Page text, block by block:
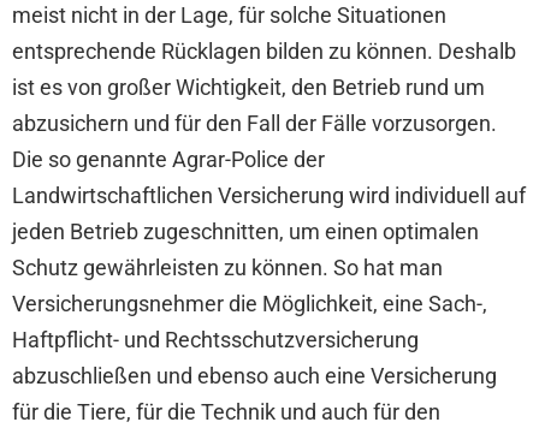
meist nicht in der Lage, für solche Situationen
entsprechende Rücklagen bilden zu können. Deshalb
ist es von großer Wichtigkeit, den Betrieb rund um
abzusichern und für den Fall der Fälle vorzusorgen.
Die so genannte Agrar-Police der
Landwirtschaftlichen Versicherung wird individuell auf
jeden Betrieb zugeschnitten, um einen optimalen
Schutz gewährleisten zu können. So hat man
Versicherungsnehmer die Möglichkeit, eine Sach-,
Haftpflicht- und Rechtsschutzversicherung
abzuschließen und ebenso auch eine Versicherung
für die Tiere, für die Technik und auch für den